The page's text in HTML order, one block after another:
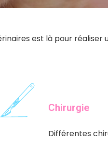
est là pour
Chirurgie
Différentes